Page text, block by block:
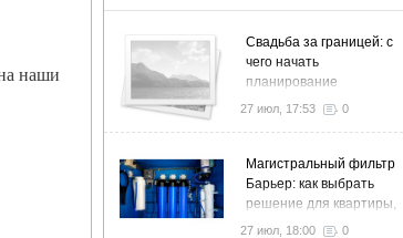
наши
Свадьба за границей: с
чего начать
планирование
27 июл, 17:53 0
Магистральный фильтр
Барьер: как выбрать
решение для квартиры,
дома и коттеджа
27 июл, 18:00 0